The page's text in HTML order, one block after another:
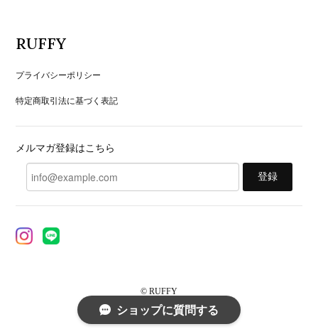
RUFFY
プライバシーポリシー
特定商取引法に基づく表記
メルマガ登録はこちら
登録
© RUFFY
ショップに質問する